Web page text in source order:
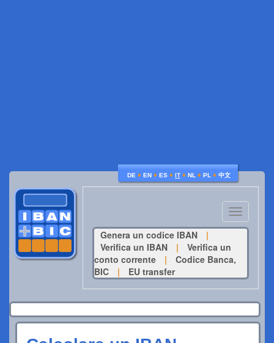
DE ♦ EN ♦ ES ♦ IT ♦ NL ♦ PL ♦ 中文
Toggle
navigation
Genera un codice IBAN
|
Verifica un IBAN
|
Verifica un
conto corrente
|
Codice Banca,
BIC
| EU transfer